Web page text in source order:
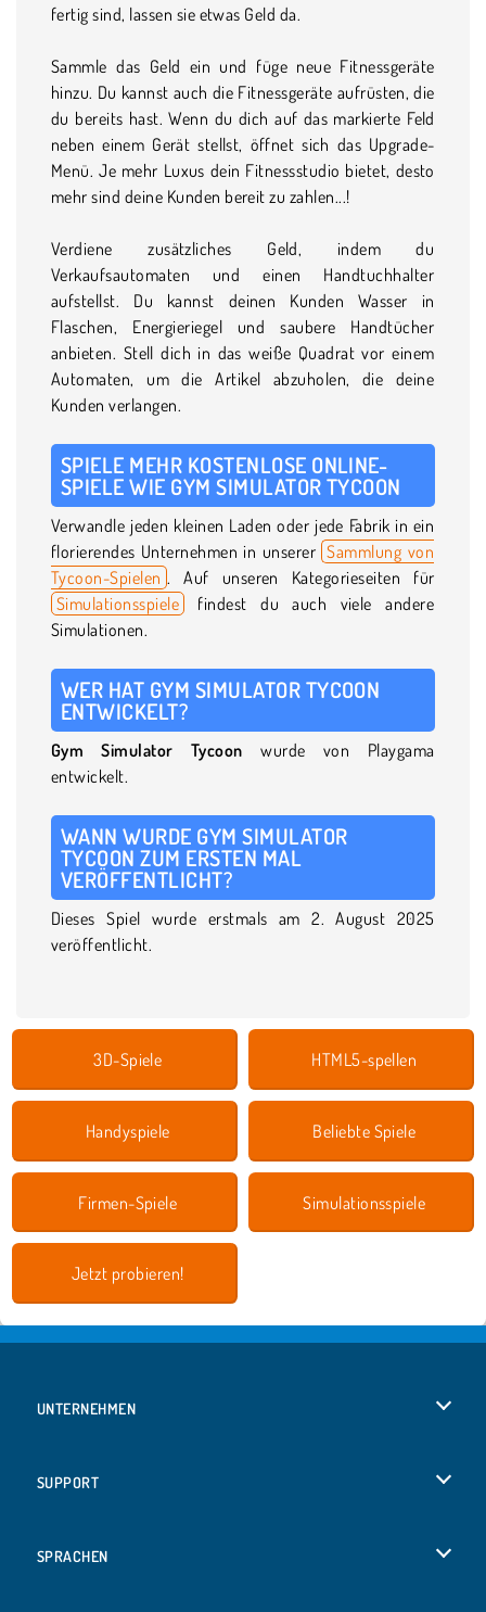
fertig sind, lassen sie etwas Geld da.
Sammle das Geld ein und füge neue Fitnessgeräte
hinzu. Du kannst auch die Fitnessgeräte aufrüsten, die
du bereits hast. Wenn du dich auf das markierte Feld
neben einem Gerät stellst, öffnet sich das Upgrade-
Menü. Je mehr Luxus dein Fitnessstudio bietet, desto
mehr sind deine Kunden bereit zu zahlen...!
Verdiene zusätzliches Geld, indem du
Verkaufsautomaten und einen Handtuchhalter
aufstellst. Du kannst deinen Kunden Wasser in
Flaschen, Energieriegel und saubere Handtücher
anbieten. Stell dich in das weiße Quadrat vor einem
Automaten, um die Artikel abzuholen, die deine
Kunden verlangen.
SPIELE MEHR KOSTENLOSE ONLINE-
SPIELE WIE GYM SIMULATOR TYCOON
Verwandle jeden kleinen Laden oder jede Fabrik in ein
florierendes Unternehmen in unserer Sammlung von
Tycoon-Spielen . Auf unseren Kategorieseiten für
Simulationsspiele
findest du auch viele andere
Simulationen.
WER HAT GYM SIMULATOR TYCOON
ENTWICKELT?
Gym Simulator Tycoon wurde von Playgama
entwickelt.
WANN WURDE GYM SIMULATOR
TYCOON ZUM ERSTEN MAL
VERÖFFENTLICHT?
Dieses Spiel wurde erstmals am 2. August 2025
veröffentlicht.
3D-Spiele HTML5-spellen
Handyspiele Beliebte Spiele
Firmen-Spiele Simulationsspiele
Jetzt probieren!
UNTERNEHMEN
SUPPORT
SPRACHEN